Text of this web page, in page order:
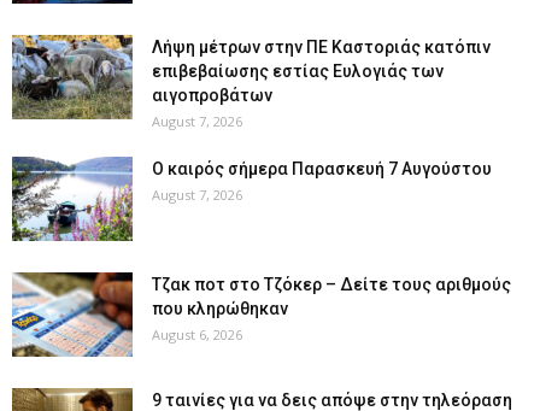
Λήψη μέτρων στην ΠΕ Καστοριάς κατόπιν
επιβεβαίωσης εστίας Ευλογιάς των
αιγοπροβάτων
August 7, 2026
Ο καιρός σήμερα Παρασκευή 7 Αυγούστου
August 7, 2026
Tζακ ποτ στο Τζόκερ – Δείτε τους αριθμούς
που κληρώθηκαν
August 6, 2026
9 ταινίες για να δεις απόψε στην τηλεόραση